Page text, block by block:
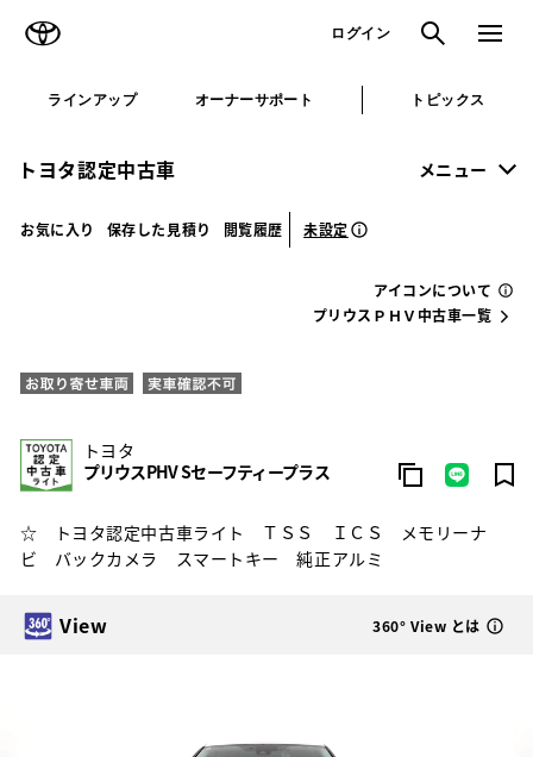
ログイン 検索 メニュ
ラインアップ オーナーサポート トピックス
トヨタ認定中古車 メニュー
お気に入り 保存した見積り 閲覧履歴 未設定
アイコンについて
プリウスＰＨＶ中古車一覧
トヨタ
プリウスPHV Sセーフティープラス
☆ トヨタ認定中古車ライト ＴＳＳ ＩＣＳ メモリーナ
ビ バックカメラ スマートキー 純正アルミ
View 360° View とは